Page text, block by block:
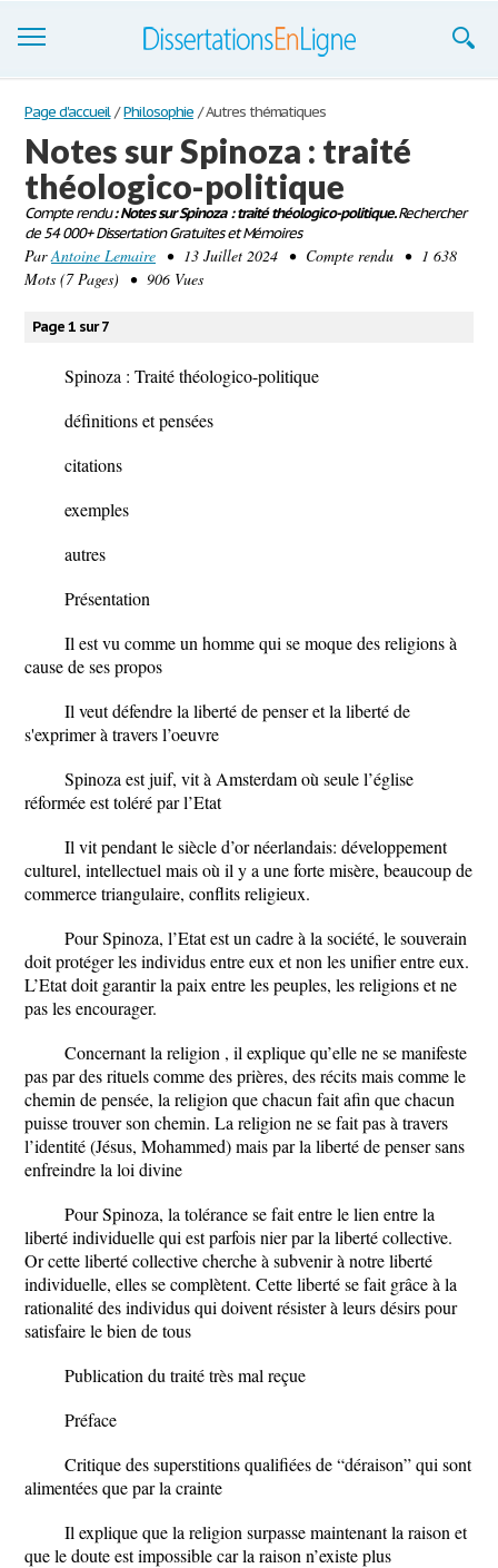
Dissertations
S'inscrire
Se connecter
Contactez-nous
Page d'accueil / Philosophie /Autres thématiques
Notes sur Spinoza : traité
théologico-politique
Compte rendu: Notes sur Spinoza : traité théologico-politique.Rechercher
de 54 000+ Dissertation Gratuites et Mémoires
ParAntoine Lemaire • 13 Juillet 2024 • Compte rendu • 1 638
Mots (7 Pages) • 906 Vues
Page 1 sur 7
Spinoza : Traité théologico-politique
définitions et pensées
citations
exemples
autres
Présentation
Il est vu comme un homme qui se moque des religions à
cause de ses propos
Il veut défendre la liberté de penser et la liberté de
s'exprimer à travers l’oeuvre
Spinoza est juif, vit à Amsterdam où seule l’église
réformée est toléré par l’Etat
Il vit pendant le siècle d’or néerlandais: développement
culturel, intellectuel mais où il y a une forte misère, beaucoup de
commerce triangulaire, conflits religieux.
Pour Spinoza, l’Etat est un cadre à la société, le souverain
doit protéger les individus entre eux et non les unifier entre eux.
L’Etat doit garantir la paix entre les peuples, les religions et ne
pas les encourager.
Concernant la religion , il explique qu’elle ne se manifeste
pas par des rituels comme des prières, des récits mais comme le
chemin de pensée, la religion que chacun fait afin que chacun
puisse trouver son chemin. La religion ne se fait pas à travers
l’identité (Jésus, Mohammed) mais par la liberté de penser sans
enfreindre la loi divine
Pour Spinoza, la tolérance se fait entre le lien entre la
liberté individuelle qui est parfois nier par la liberté collective.
Or cette liberté collective cherche à subvenir à notre liberté
individuelle, elles se complètent. Cette liberté se fait grâce à la
rationalité des individus qui doivent résister à leurs désirs pour
satisfaire le bien de tous
Publication du traité très mal reçue
Préface
Critique des superstitions qualifiées de “déraison” qui sont
alimentées que par la crainte
Il explique que la religion surpasse maintenant la raison et
que le doute est impossible car la raison n’existe plus